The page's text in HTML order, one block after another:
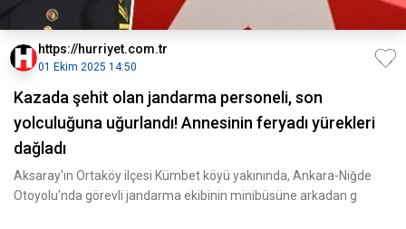
https://hurriyet.com.tr
01 Ekim 2025 14:50
Kazada şehit olan jandarma personeli, son
yolculuğuna uğurlandı! Annesinin feryadı yürekleri
dağladı
Aksaray'ın Ortaköy ilçesi Kümbet köyü yakınında, Ankara-Niğde
Otoyolu'nda görevli jandarma ekibinin minibüsüne arkadan g